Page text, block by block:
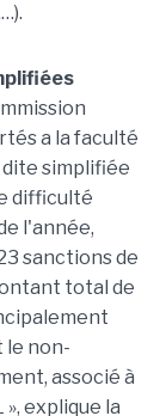
a la faculté
simplifiée
difficulté
l'année,
sanctions de
total de
le non-
associé à
explique la